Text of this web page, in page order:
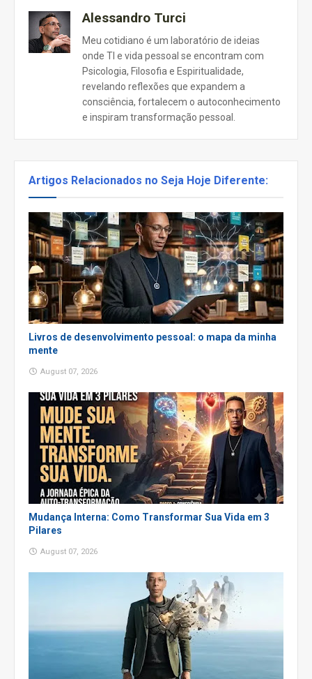
Alessandro Turci
Meu cotidiano é um laboratório de ideias
onde TI e vida pessoal se encontram com
Psicologia, Filosofia e Espiritualidade,
revelando reflexões que expandem a
consciência, fortalecem o autoconhecimento
e inspiram transformação pessoal.
Artigos Relacionados no Seja Hoje Diferente:
Livros de desenvolvimento pessoal: o mapa da minha
mente
August 07, 2026
Mudança Interna: Como Transformar Sua Vida em 3
Pilares
August 07, 2026